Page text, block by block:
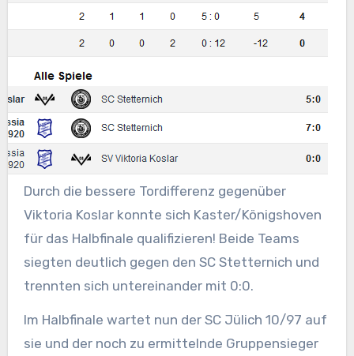
Durch die bessere Tordifferenz gegenüber
Viktoria Koslar konnte sich Kaster/Königshoven
für das Halbfinale qualifizieren! Beide Teams
siegten deutlich gegen den SC Stetternich und
trennten sich untereinander mit 0:0.
Im Halbfinale wartet nun der SC Jülich 10/97 auf
sie und der noch zu ermittelnde Gruppensieger